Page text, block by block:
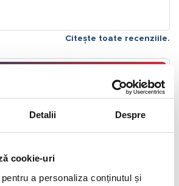
Detalii Despre
cookie-uri
a personaliza conținutul și
Citește toate recenziile.
durabilă, capabil până la 15A curent